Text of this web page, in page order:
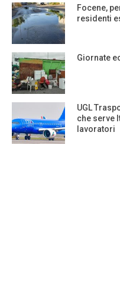
Focene,
residenti
Giornate
UGL
che serve
lavoratori